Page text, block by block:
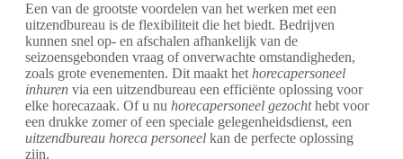
Een van de grootste voordelen van het werken met een
uitzendbureau is de flexibiliteit die het biedt. Bedrijven
kunnen snel op- en afschalen afhankelijk van de
seizoensgebonden vraag of onverwachte omstandigheden,
zoals grote evenementen. Dit maakt het horecapersoneel
inhuren via een uitzendbureau een efficiënte oplossing voor
elke horecazaak. Of u nu horecapersoneel gezochthebt voor
een drukke zomer of een speciale gelegenheidsdienst, een
uitzendbureau horeca personeel kan de perfecte oplossing
zijn.